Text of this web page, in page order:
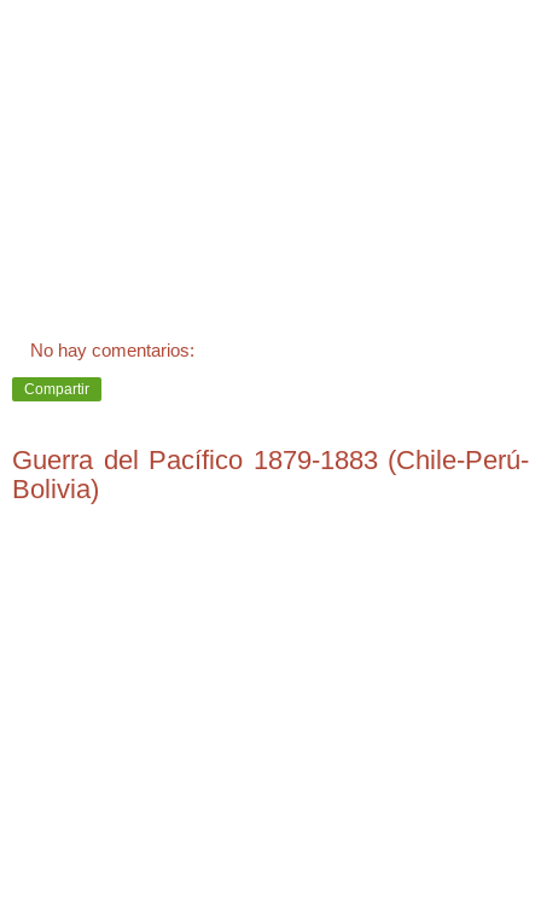
No hay comentarios:
Compartir
Guerra del Pacífico 1879-1883 (Chile-Perú-
Bolivia)